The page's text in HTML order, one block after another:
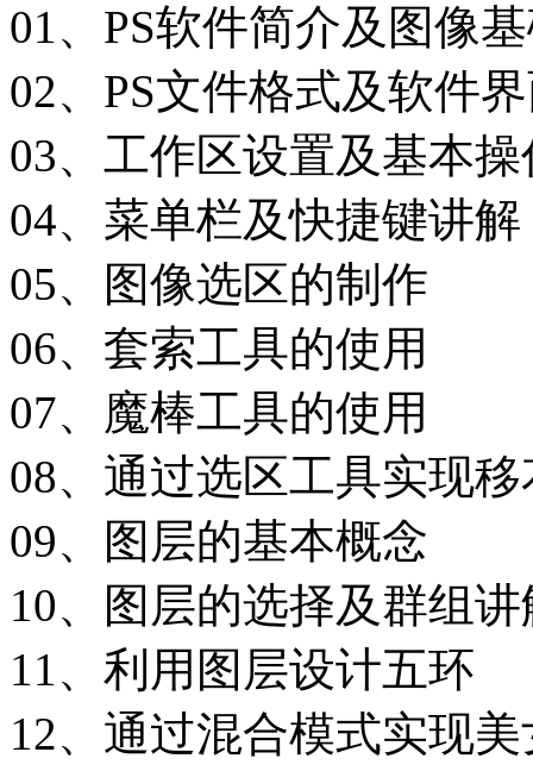
01、PS软件简介及图像
02、PS文件格式及软件
03、工作区设置及基本操
04、菜单栏及快捷键讲解
05、图像选区的制作
06、套索工具的使用
07、魔棒工具的使用
08、通过选区工具实现
09、图层的基本概念
10、图层的选择及群组讲
11、利用图层设计五环
12、通过混合模式实现